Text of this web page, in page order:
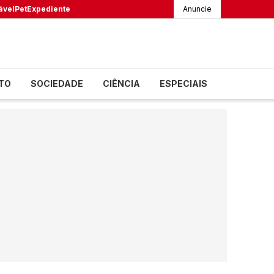
PetExpediente Anuncie
SOCIEDADE CIÊNCIA ESPECIAIS